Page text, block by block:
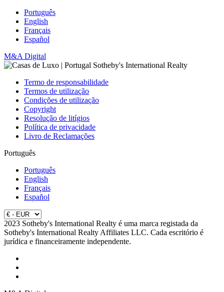
Português
English
Français
Español
M&A Digital
Termo de responsabilidade
Termos de utilização
Condições de utilização
Copyright
Resolução de litígios
Política de privacidade
Livro de Reclamações
Português
Português
English
Français
Español
2023 Sotheby's International Realty é uma marca registada da
Sotheby's International Realty Affiliates LLC. Cada escritório é
jurídica e financeiramente independente.